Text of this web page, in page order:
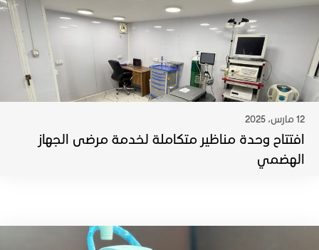
12 مارس، 2025
افتتاح وحدة مناظير متكاملة لخدمة مرضى الجهاز
الهضمي